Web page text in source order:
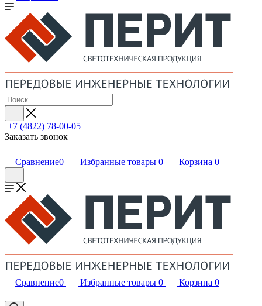
+7 (4822) 78-00-05
Заказать звонок
Сравнение0 Избранные товары 0 Корзина 0
Сравнение0 Избранные товары 0 Корзина 0